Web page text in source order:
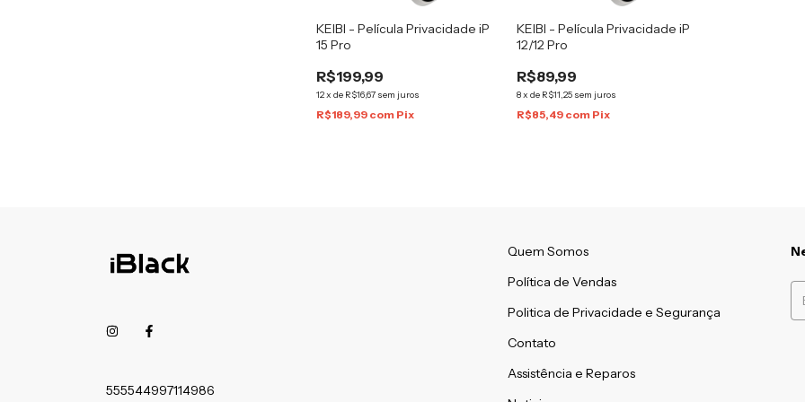
KEIBI - Película Privacidade iP
15 Pro
R$199,99
12xde R$16,67 sem juros
R$189,99 com Pix
KEIBI - Película Privacidade iP
12/12 Pro
R$89,99
8x de R$11,25 sem juros
R$85,49 com Pix
555544997114986
Quem Somos
Política de Vendas
Politica de Privacidade e Segurança
Contato
Assistência e Reparos